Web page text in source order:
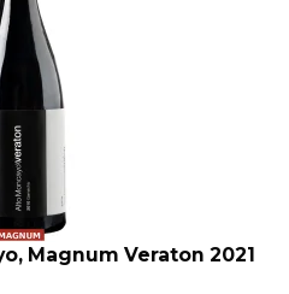
Magnum Veraton 2021